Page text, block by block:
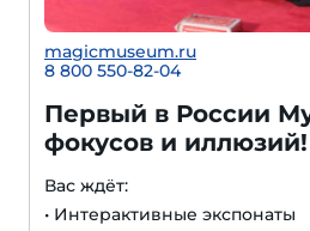
magicmuseum.ru
8 800 550-82-04
Первый в России
фокусов и иллюзий!
Вас ждёт:
• Интерактивные экспонаты